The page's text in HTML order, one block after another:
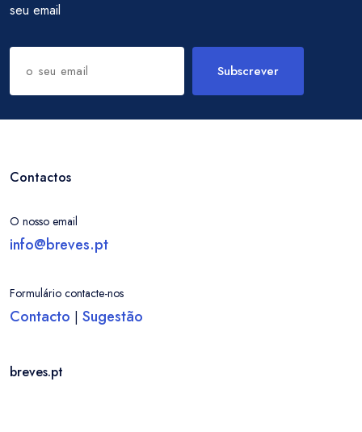
seu email
Subscrever
Contactos
O nosso email
info@breves.pt
Formulário contacte-nos
Contacto | Sugestão
breves.pt